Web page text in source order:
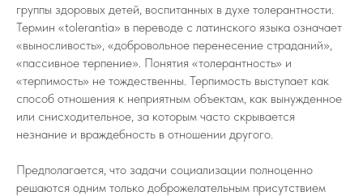
группы здоровых детей, воспитанных в духе толерантности.
Термин «tolerantia» в переводе с латинского языка означает
«выносливость», «добровольное перенесение страданий»,
«пассивное терпение». Понятия «толерантность» и
«терпимость» не тождественны. Терпимость выступает как
способ отношения к неприятным объектам, как вынужденное
или снисходительное, за которым часто скрывается
незнание и враждебность в отношении другого.
Предполагается, что задачи социализации полноценно
решаются одним только доброжелательным присутствием